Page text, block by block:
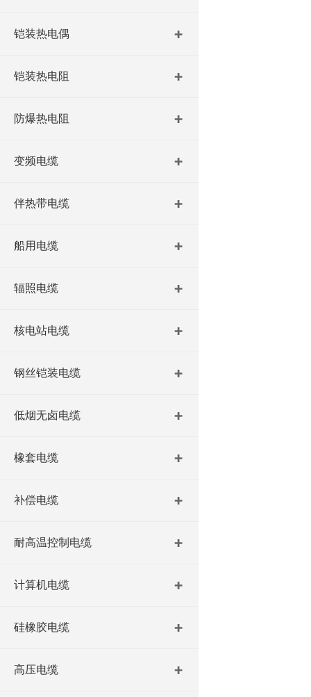
铠装热电偶
铠装热电阻
防爆热电阻
变频电缆
伴热带电缆
船用电缆
辐照电缆
核电站电缆
钢丝铠装电缆
低烟无卤电缆
橡套电缆
补偿电缆
耐高温控制电缆
计算机电缆
硅橡胶电缆
高压电缆